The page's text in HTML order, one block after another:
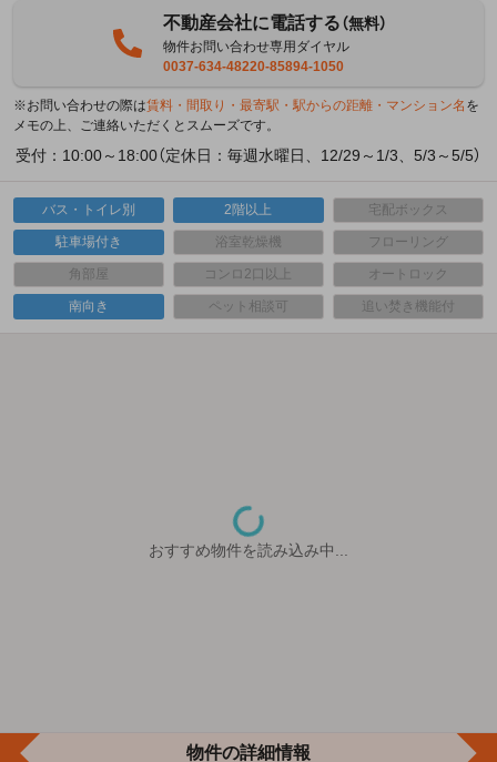
不動産会社に電話する（無料）
物件お問い合わせ専用ダイヤル
0037-634-48220-85894-1050
※お問い合わせの際は賃料・間取り・最寄駅・駅からの距離・マンション名 を
メモの上、ご連絡いただくとスムーズです。
受付：10:00～18:00（定休日：毎週水曜日、12/29～1/3、5/3～5/5）
バス・トイレ別 2階以上 宅配ボックス
駐車場付き 浴室乾燥機 フローリング
角部屋 コンロ2口以上 オートロック
南向き ペット相談可 追い焚き機能付
おすすめ物件を読み込み中...
物件の詳細情報